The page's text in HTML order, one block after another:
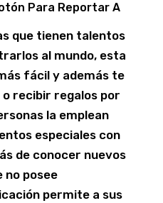
Para Reportar A
que tienen talentos
al mundo, esta
fácil y además te
recibir regalos por
la emplean
especiales con
de conocer nuevos
no posee
permite a sus